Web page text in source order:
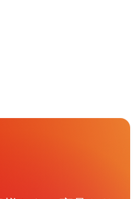
合わせ